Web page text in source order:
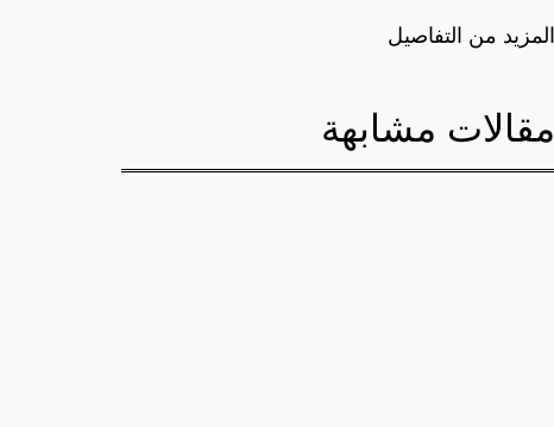
المزيد من التفاصيل
مقالات مشابهة